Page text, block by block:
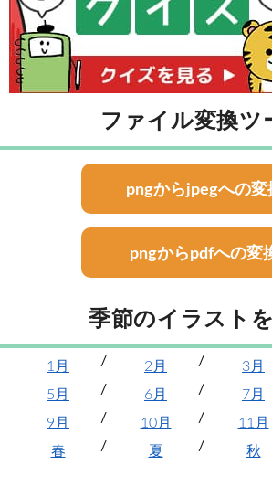
ファイル変換ツ
pngからjpegへの変
pngからpdfへの変
季節のイラスト
1月 2月 3月
5月
6月 7月
9月
10月 11月
春
夏 秋